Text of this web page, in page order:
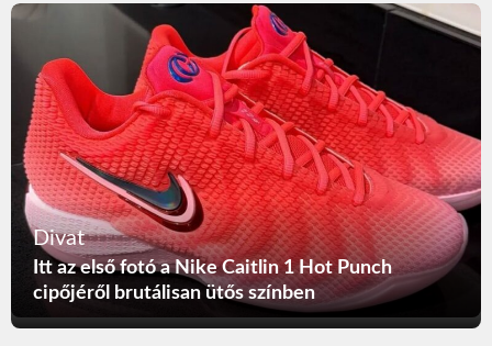
Divat
Itt az első fotó a Nike Caitlin 1 Hot Punch
cipőjéről brutálisan ütős színben